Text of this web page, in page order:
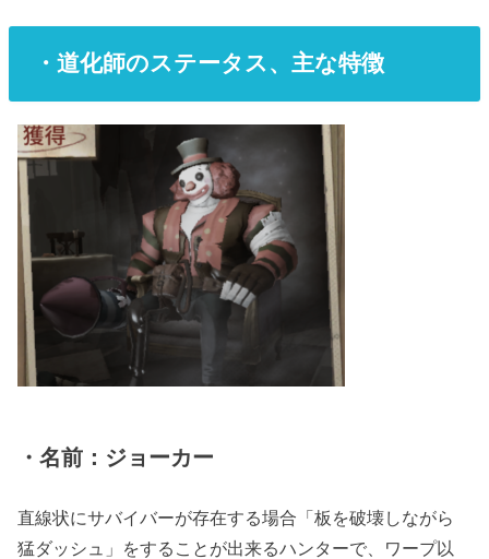
・道化師のステータス、主な特徴
・名前：ジョーカー
直線状にサバイバーが存在する場合「板を破壊しながら
猛ダッシュ」をすることが出来るハンターで、ワープ以